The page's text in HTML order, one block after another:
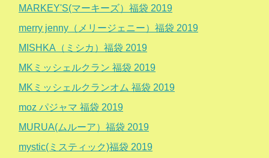
MARKEY'S(マーキーズ）福袋 2019
merry jenny（メリージェニー）福袋 2019
MISHKA（ミシカ）福袋 2019
MKミッシェルクラン 福袋 2019
MKミッシェルクランオム 福袋 2019
moz パジャマ 福袋 2019
MURUA(ムルーア）福袋 2019
mystic(ミスティック)福袋 2019